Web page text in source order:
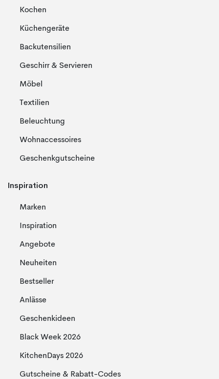
Kochen
Küchengeräte
Backutensilien
Geschirr & Servieren
Möbel
Textilien
Beleuchtung
Wohnaccessoires
Geschenkgutscheine
Inspiration
Marken
Inspiration
Angebote
Neuheiten
Bestseller
Anlässe
Geschenkideen
Black Week 2026
KitchenDays 2026
Gutscheine & Rabatt-Codes